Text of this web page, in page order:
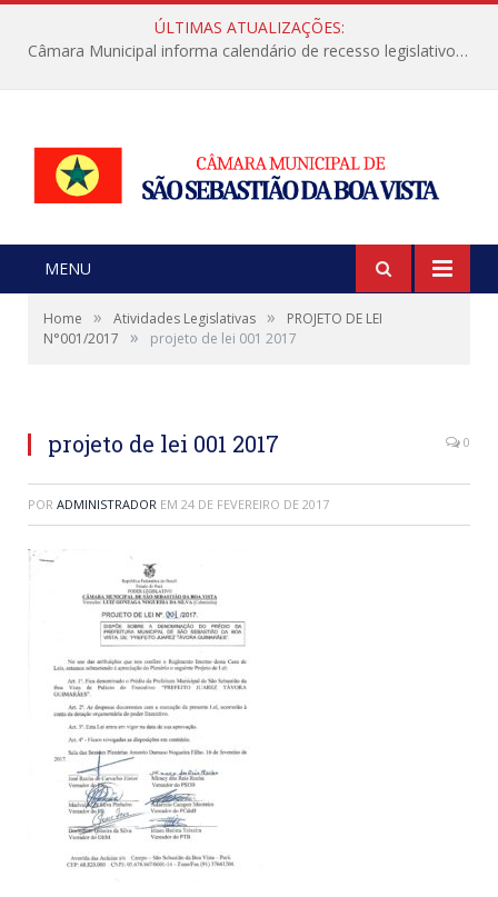
ÚLTIMAS ATUALIZAÇÕES:
Câmara Municipal informa calendário de recesso legislativo de julho
MENU
Home » Atividades Legislativas »
PROJETO DE LEI
N°001/2017
» projeto de lei 001 2017
projeto de lei 001 2017 0
POR ADMINISTRADOR EM 24 DE FEVEREIRO DE 2017